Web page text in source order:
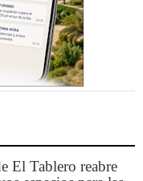
El Tablero reabre